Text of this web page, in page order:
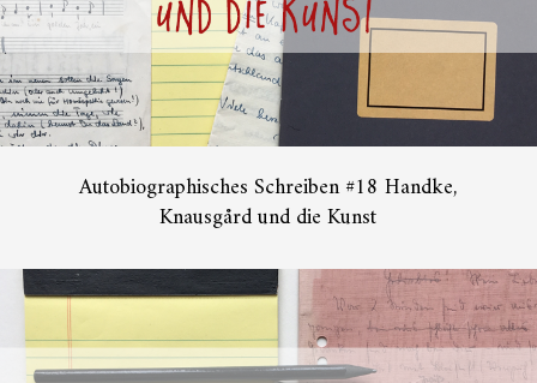
Autobiographisches Schreiben #18 Handke,
Knausgård und die Kunst